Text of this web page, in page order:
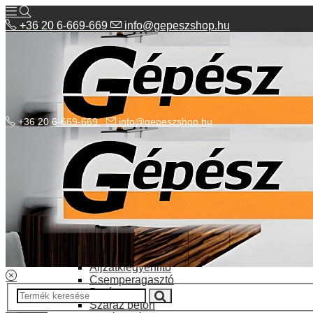
+36 20 6-669-669 info@gepeszshop.hu
Kategóriák menü
Bolhapiac
Burkolatok
Elektromos fűtés
Építkezés, fejújítás
Alapozó festék
Aljzatkiegyenlítő
Csemperagasztó
Poráru
Száraz beton
+36 20 6-669-669 info@gepeszshop.hu